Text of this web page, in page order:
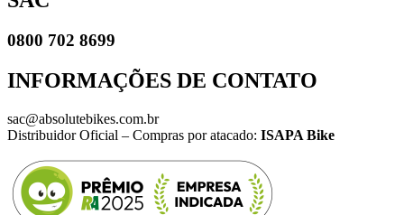
0800 702 8699
INFORMAÇÕES DE CONTATO
sac@absolutebikes.com.br
Distribuidor Oficial – Compras por atacado: ISAPA Bike